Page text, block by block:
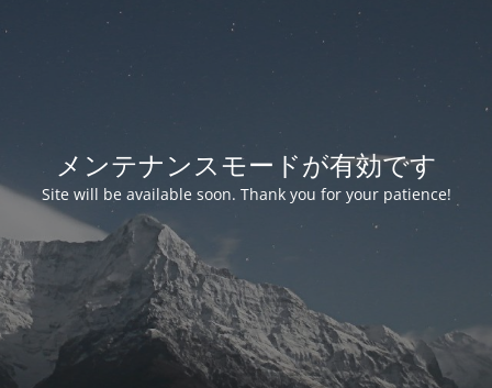
メンテナンスモードが有効です
Site will be available soon. Thank you for your patience!